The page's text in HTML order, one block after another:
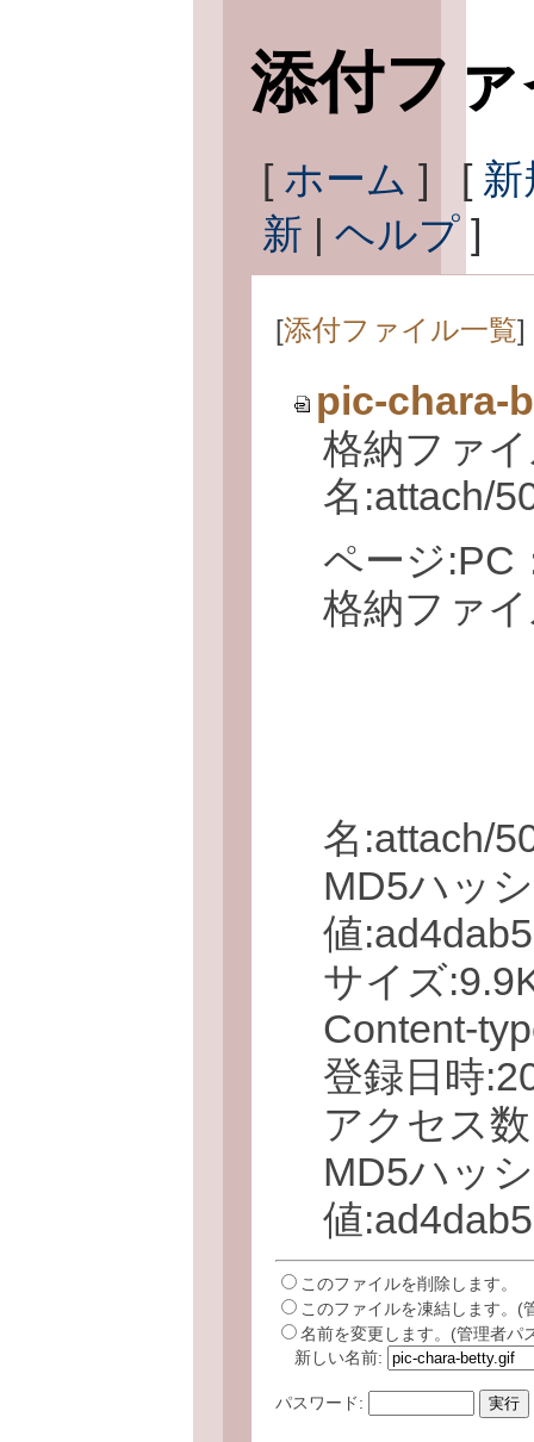
添付フ
[ ホーム ] [ 新
新 | ヘルプ ]
[添付ファイル一覧]
pic-chara-
格納ファ
名:attach/
ページ:PC
格納ファ
名:attach/
MD5ハッ
値
サイズ
Content-
登録日時
アクセス
MD5ハッ
値
このファイルを削除します。
このファイルを凍結します。(
名前を変更します。(管理者パ
新しい名前:
パスワード: